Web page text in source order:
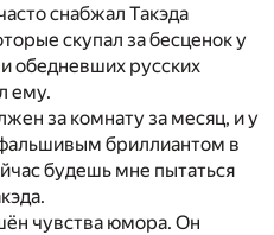
снабжал Такэда
скупал за бесценок у
обедневших русских
ему.
за комнату за месяц, и у
бриллиантом в
будешь мне пытаться
чувства юмора. Он